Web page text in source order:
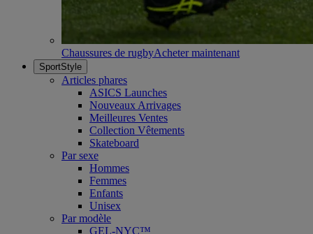
Chaussures de rugbyAcheter maintenant
SportStyle
Articles phares
ASICS Launches
Nouveaux Arrivages
Meilleures Ventes
Collection Vêtements
Skateboard
Par sexe
Hommes
Femmes
Enfants
Unisex
Par modèle
GEL-NYC™